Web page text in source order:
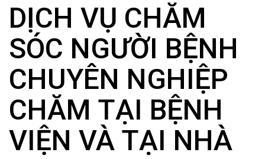
DỊCH VỤ CHĂM
SÓC NGƯỜI BỆNH
CHUYÊN NGHIỆP
CHĂM TẠI BỆNH
VIỆN VÀ TẠI NHÀ